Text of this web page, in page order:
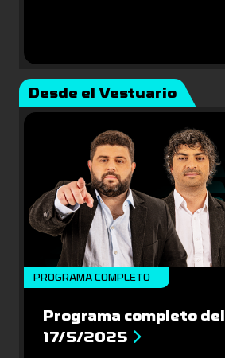
Desde el Vestuario
PROGRAMA COMPLETO
Programa completo del
17/5/2025